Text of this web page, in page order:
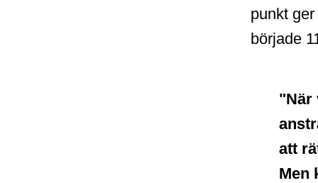
punkt
började
"När
att
Men